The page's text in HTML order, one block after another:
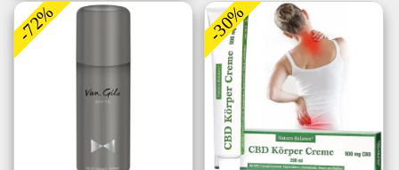
-72% -30%